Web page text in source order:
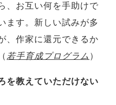
、お互い何を手助けで
ます。新しい試みが多
、作家に還元できるか
若手育成プログラム）
を教えていただけない